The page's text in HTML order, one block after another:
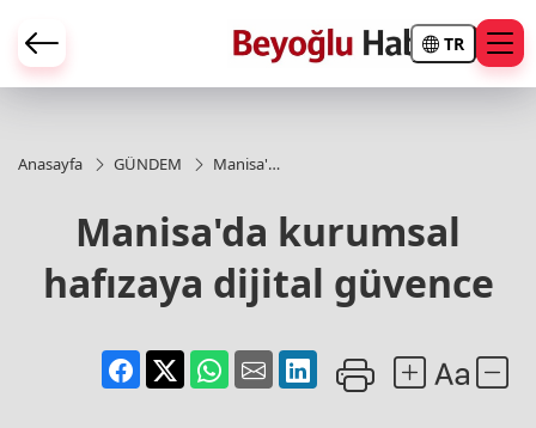
TR
Anasayfa GÜNDEM
Manisa'da
dijital
güvence
Manisa'da kurumsal
hafızaya dijital güvence